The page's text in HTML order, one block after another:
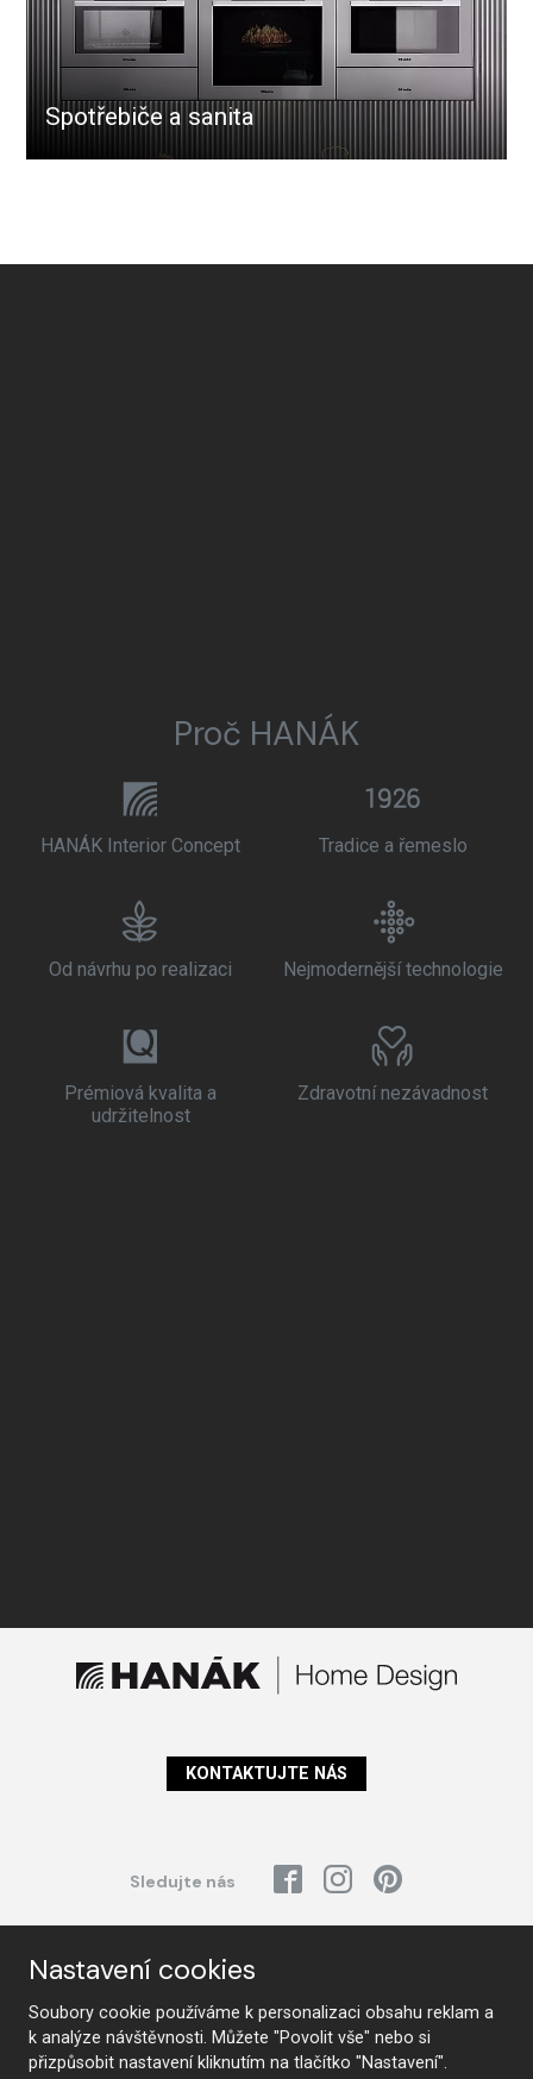
Spotřebiče a sanita
Proč HANÁK
HANÁK Interior Concept Tradice a řemeslo
Od návrhu po realizaci Nejmodernější technologie
Prémiová kvalita a
udržitelnost
Zdravotní nezávadnost
Sledujte nás
KONTAKTUJTE NÁS
Nábytek
Kuchyně
Interiérové dveře
Jídelní židle a křesílka
Sedací soupravy a křesla
Nastavení cookies
Soubory cookie používáme k personalizaci obsahu reklam a
k analýze návštěvnosti. Můžete "Povolit vše" nebo si
přizpůsobit nastavení kliknutím na tlačítko "Nastavení".